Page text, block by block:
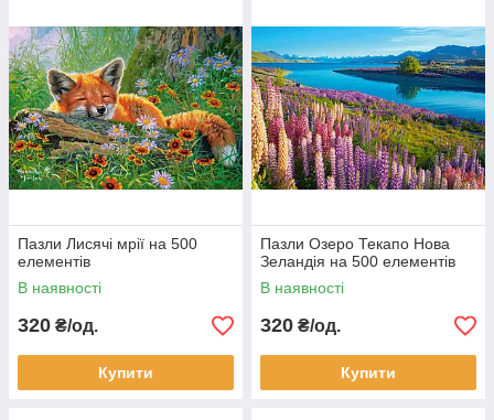
Пазли Лисячі мрії на 500
елементів
В наявності
320 ₴/од.
Купити
Пазли Озеро Текапо Нова
Зеландія на 500 елементів
В наявності
320 ₴/од.
Купити